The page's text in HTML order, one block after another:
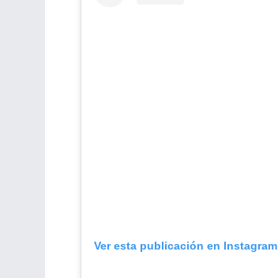
Ver esta publicación en Instagram